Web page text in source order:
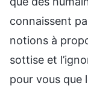
connaissent
notions à
sottise et
pour vous que